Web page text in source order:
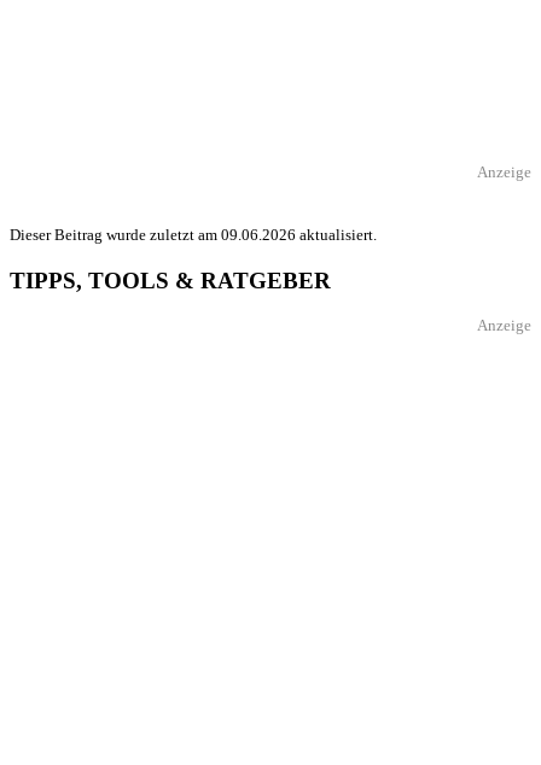
Anzeige
Dieser Beitrag wurde zuletzt am 09.06.2026 aktualisiert.
TIPPS, TOOLS & RATGEBER
Anzeige